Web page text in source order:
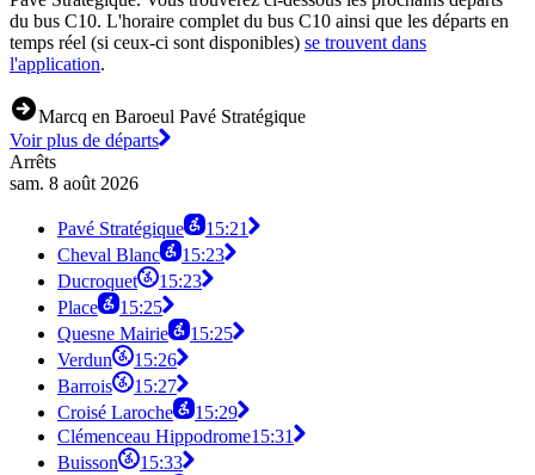
du bus C10. L'horaire complet du bus C10 ainsi que les départs en
temps réel (si ceux-ci sont disponibles) se trouvent dans
l'application.
Marcq en Baroeul Pavé Stratégique
Voir plus de départs
Arrêts
sam. 8 août 2026
Pavé Stratégique
15:21
Cheval Blanc
15:23
Ducroquet
15:23
Place
15:25
Quesne Mairie
15:25
Verdun
15:26
Barrois
15:27
Croisé Laroche
15:29
Clémenceau Hippodrome15:31
Buisson
15:33